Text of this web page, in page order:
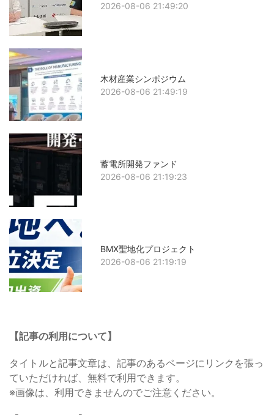
2026-08-06 21:49:20
木材産業シンポジウム
2026-08-06 21:49:19
蓄電所開発ファンド
2026-08-06 21:19:23
BMX聖地化プロジェクト
2026-08-06 21:19:19
【記事の利用について】
タイトルと記事文章は、記事のあるページにリンクを張っ
ていただければ、無料で利用できます。
※画像は、利用できませんのでご注意ください。